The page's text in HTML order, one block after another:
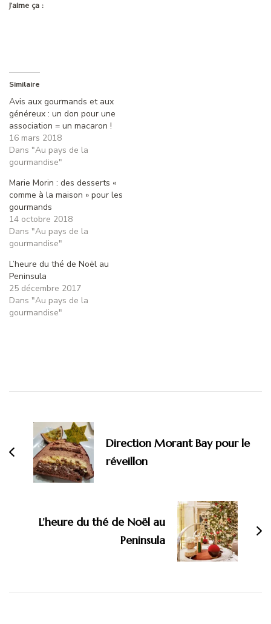
J’aime ça :
Similaire
Avis aux gourmands et aux
généreux : un don pour une
association = un macaron !
16 mars 2018
Dans "Au pays de la
gourmandise"
Marie Morin : des desserts «
comme à la maison » pour les
gourmands
14 octobre 2018
Dans "Au pays de la
gourmandise"
L’heure du thé de Noël au
Peninsula
25 décembre 2017
Dans "Au pays de la
gourmandise"
d'article
Direction Morant Bay pour le
réveillon
L’heure du thé de Noël au
Peninsula